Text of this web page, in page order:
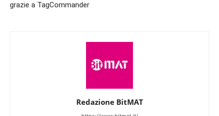
grazie a TagCommander
Redazione BitMAT